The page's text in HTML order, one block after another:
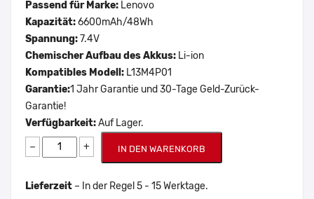
Passend für Marke: Lenovo
Kapazität:6600mAh/48Wh
Spannung:7.4V
Chemischer Aufbau des Akkus: Li-ion
Kompatibles Modell: L13M4P01
Garantie:1 Jahr Garantie und 30-Tage Geld-Zurück-
Garantie!
Verfügbarkeit:Auf Lager.
− + IN DEN WARENKORB
Lieferzeit – In der Regel 5 - 15 Werktage.